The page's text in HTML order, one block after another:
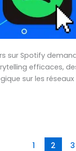
sur Spotify
efficaces,
sur les réseaux
1 2 3